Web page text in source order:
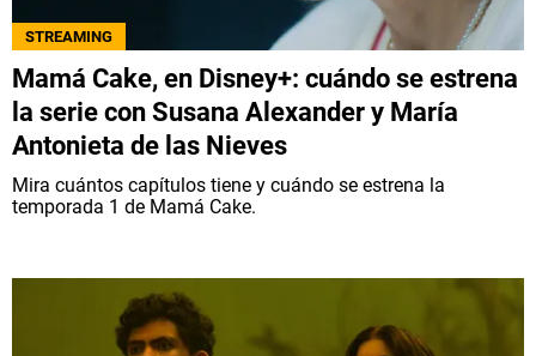
STREAMING
Mamá Cake, en Disney+: cuándo se estrena
la serie con Susana Alexander y María
Antonieta de las Nieves
Mira cuántos capítulos tiene y cuándo se estrena la
temporada 1 de Mamá Cake.